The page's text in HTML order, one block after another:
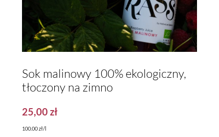
Sok malinowy 100% ekologiczny,
tłoczony na zimno
25,00 zł
100.00 zł/l